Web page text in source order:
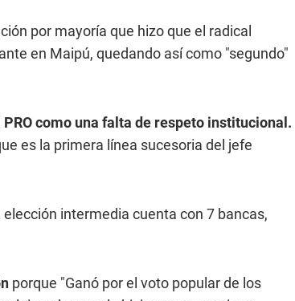
por mayoría que hizo que el radical
en Maipú, quedando así como "segundo"
como una falta de respeto institucional.
es la primera línea sucesoria del jefe
intermedia cuenta con 7 bancas,
porque "Ganó por el voto popular de los